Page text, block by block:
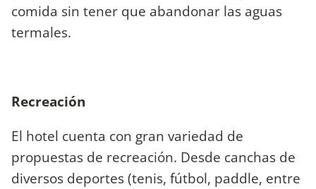
comida sin tener que abandonar las aguas
termales.
Recreación
El hotel cuenta con gran variedad de
propuestas de recreación. Desde canchas de
diversos deportes (tenis, fútbol, paddle, entre